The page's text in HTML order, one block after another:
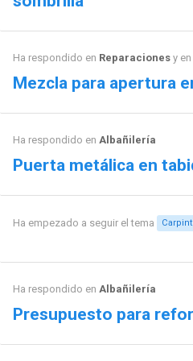
Ha respondido en Reparacionesy en
Mezcla para apertura
Ha respondido en Albañilería
Puerta metálica en
Ha empezado a seguir el tema
Ha respondido en Albañilería
Presupuesto para